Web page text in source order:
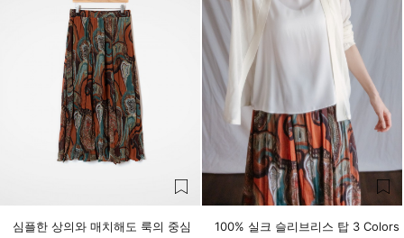
심플한 상의와 매치해도 룩의 중심
100% 실크 슬리브리스 탑 3 Colors